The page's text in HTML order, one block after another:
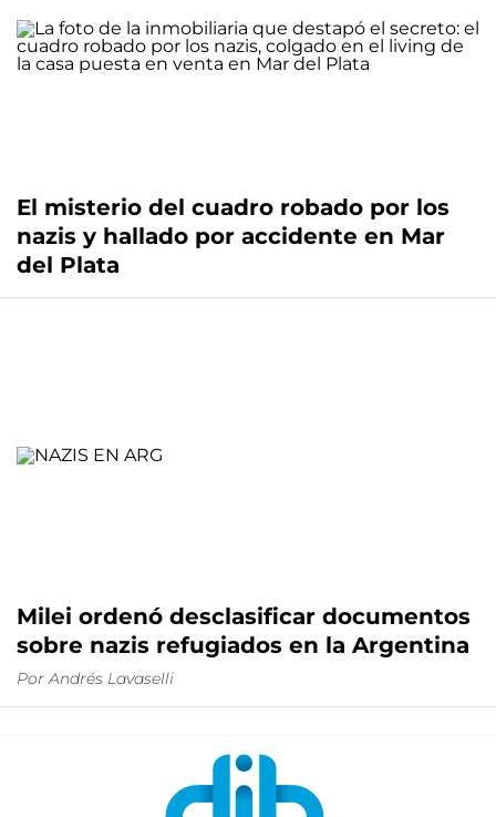
El misterio del cuadro robado por los
nazis y hallado por accidente en Mar
del Plata
Milei ordenó desclasificar documentos
sobre nazis refugiados en la Argentina
Por Andrés Lavaselli